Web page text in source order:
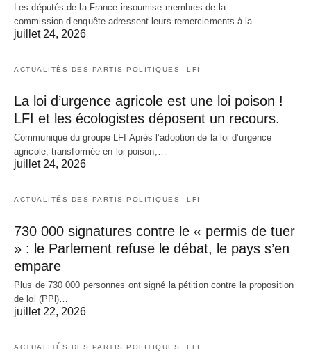
Les députés de la France insoumise membres de la
commission d’enquête adressent leurs remerciements à la…
juillet 24, 2026
ACTUALITÉS DES PARTIS POLITIQUES LFI
La loi d’urgence agricole est une loi poison !
LFI et les écologistes déposent un recours.
Communiqué du groupe LFI Après l’adoption de la loi d’urgence
agricole, transformée en loi poison,…
juillet 24, 2026
ACTUALITÉS DES PARTIS POLITIQUES LFI
730 000 signatures contre le « permis de tuer
» : le Parlement refuse le débat, le pays s’en
empare
Plus de 730 000 personnes ont signé la pétition contre la proposition
de loi (PPl)…
juillet 22, 2026
ACTUALITÉS DES PARTIS POLITIQUES LFI